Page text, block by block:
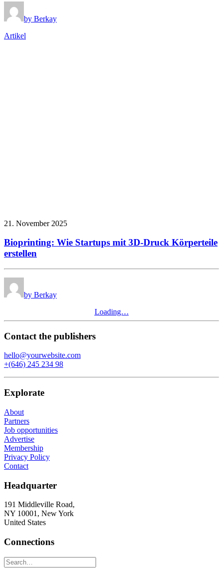
by Berkay
Artikel
21. November 2025
Bioprinting: Wie Startups mit 3D-Druck Körperteile
erstellen
by Berkay
Loading…
Contact the publishers
hello@yourwebsite.com
+(646) 245 234 98
Explorate
About
Partners
Job opportunities
Advertise
Membership
Privacy Policy
Contact
Headquarter
191 Middleville Road,
NY 10001, New York
United States
Connections